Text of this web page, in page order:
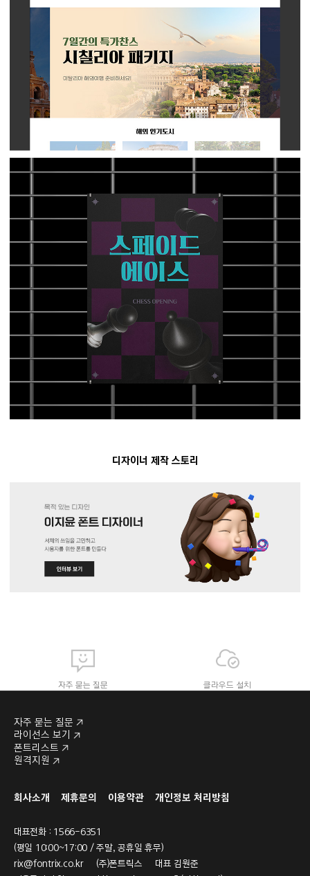
디자이너 제작 스토리
자주 묻는 질문 클라우드 설치
라이선스 보기
자주 묻는 질문
라이선스 보기
폰트리스트
원격지원
회사소개 제휴문의 이용약관 개인정보 처리방침
대표전화 : 1566-6351
(평일 10:00~17:00 / 주말, 공휴일 휴무)
rix@fontrix.co.kr(주)폰트릭스 대표 김원준